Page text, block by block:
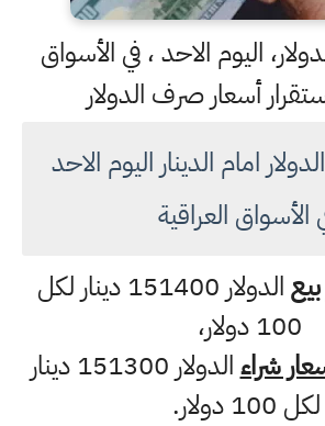
اليوم الاحد ، في الأسواق
أسعار صرف الدولار
امام الدينار اليوم الاحد
الأسواق العراقية
الدولار 151400 دينار لكل
100 دولار،
شراء
الدولار 151300 دينار
لكل 100 دولار.